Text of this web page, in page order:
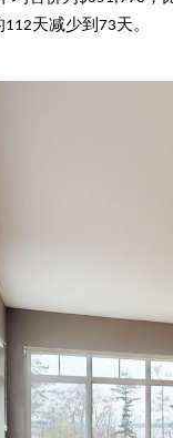
112天减少到 73天。